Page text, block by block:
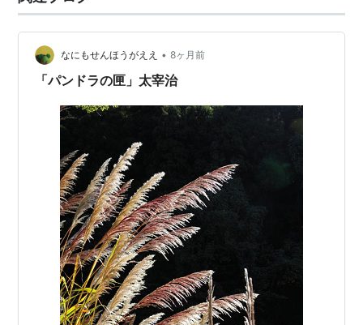
なにもせんほうがええ • 8ヶ月前
「パンドラの匣」太宰治